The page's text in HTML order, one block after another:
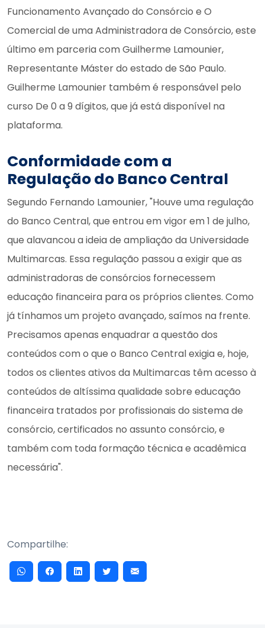
Funcionamento Avançado do Consórcio e O
Comercial de uma Administradora de Consórcio, este
último em parceria com Guilherme Lamounier,
Representante Máster do estado de São Paulo.
Guilherme Lamounier também é responsável pelo
curso De 0 a 9 dígitos, que já está disponível na
plataforma.
Conformidade com a
Regulação do Banco Central
Segundo Fernando Lamounier, "Houve uma regulação
do Banco Central, que entrou em vigor em 1 de julho,
que alavancou a ideia de ampliação da Universidade
Multimarcas. Essa regulação passou a exigir que as
administradoras de consórcios fornecessem
educação financeira para os próprios clientes. Como
já tínhamos um projeto avançado, saímos na frente.
Precisamos apenas enquadrar a questão dos
conteúdos com o que o Banco Central exigia e, hoje,
todos os clientes ativos da Multimarcas têm acesso à
conteúdos de altíssima qualidade sobre educação
financeira tratados por profissionais do sistema de
consórcio, certificados no assunto consórcio, e
também com toda formação técnica e acadêmica
necessária".
Compartilhe: